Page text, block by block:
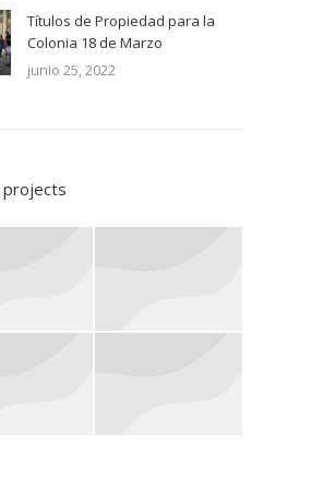
Títulos de Propiedad para la
Colonia 18 de Marzo
junio 25, 2022
projects